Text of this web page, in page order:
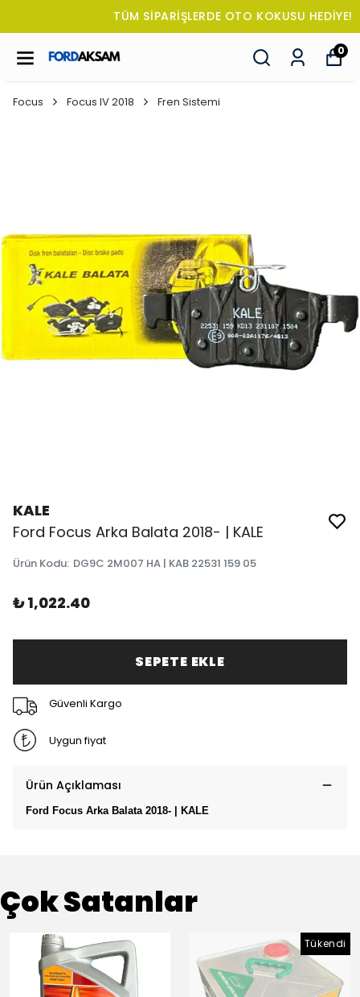
TÜM SİPARİŞLERDE OTO KOKUSU HEDİYE!
0
Focus Focus IV 2018 Fren Sistemi
KALE
Ford Focus Arka Balata 2018- | KALE
Ürün Kodu: DG9C 2M007 HA | KAB 22531 159 05
₺ 1,022.40
SEPETE EKLE
Güvenli Kargo
Uygun fiyat
Ürün Açıklaması
Ford Focus Arka Balata 2018- | KALE
Çok Satanlar
Tükendi